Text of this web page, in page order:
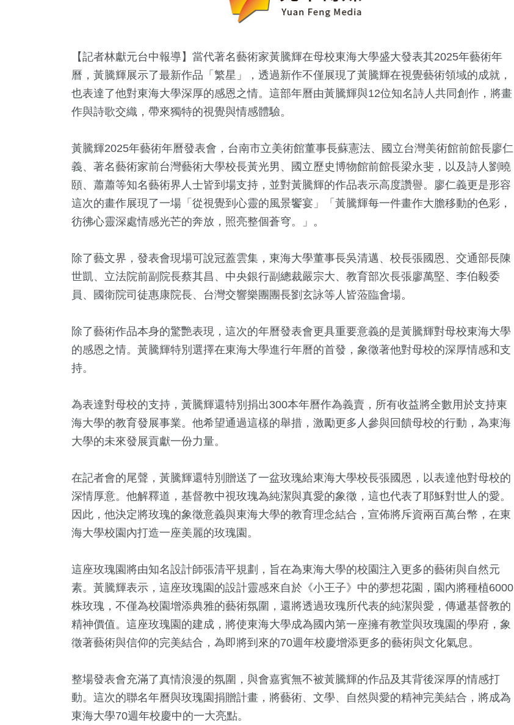
【記者林獻元台中報導】當代著名藝術家黃騰輝在母校東海大學盛大發表其2025年藝術年
曆，黃騰輝展示了最新作品「繁星」，透過新作不僅展現了黃騰輝在視覺藝術領域的成就，
也表達了他對東海大學深厚的感恩之情。這部年曆由黃騰輝與12位知名詩人共同創作，將畫
作與詩歌交織，帶來獨特的視覺與情感體驗。
黃騰輝2025年藝術年曆發表會，台南市立美術館董事長蘇憲法、國立台灣美術館前館長廖仁
義、著名藝術家前台灣藝術大學校長黃光男、國立歷史博物館前館長梁永斐，以及詩人劉曉
頤、蕭蕭等知名藝術界人士皆到場支持，並對黃騰輝的作品表示高度讚譽。廖仁義更是形容
這次的畫作展現了一場「從視覺到心靈的風景饗宴」「黃騰輝每一件畫作大膽移動的色彩，
彷彿心靈深處情感光芒的奔放，照亮整個蒼穹。」。
除了藝文界，發表會現場可說冠蓋雲集，東海大學董事長吳清邁、校長張國恩、交通部長陳
世凱、立法院前副院長蔡其昌、中央銀行副總裁嚴宗大、教育部次長張廖萬堅、李伯毅委
員、國衛院司徒惠康院長、台灣交響樂團團長劉玄詠等人皆蒞臨會場。
除了藝術作品本身的驚艷表現，這次的年曆發表會更具重要意義的是黃騰輝對母校東海大學
的感恩之情。黃騰輝特別選擇在東海大學進行年曆的首發，象徵著他對母校的深厚情感和支
持。
為表達對母校的支持，黃騰輝還特別捐出300本年曆作為義賣，所有收益將全數用於支持東
海大學的教育發展事業。他希望通過這樣的舉措，激勵更多人參與回饋母校的行動，為東海
大學的未來發展貢獻一份力量。
在記者會的尾聲，黃騰輝還特別贈送了一盆玫瑰給東海大學校長張國恩，以表達他對母校的
深情厚意。他解釋道，基督教中視玫瑰為純潔與真愛的象徵，這也代表了耶穌對世人的愛。
因此，他決定將玫瑰的象徵意義與東海大學的教育理念結合，宣佈將斥資兩百萬台幣，在東
海大學校園內打造一座美麗的玫瑰園。
這座玫瑰園將由知名設計師張清平規劃，旨在為東海大學的校園注入更多的藝術與自然元
素。黃騰輝表示，這座玫瑰園的設計靈感來自於《小王子》中的夢想花園，園內將種植6000
株玫瑰，不僅為校園增添典雅的藝術氛圍，還將透過玫瑰所代表的純潔與愛，傳遞基督教的
精神價值。這座玫瑰園的建成，將使東海大學成為國內第一座擁有教堂與玫瑰園的學府，象
徵著藝術與信仰的完美結合，為即將到來的70週年校慶增添更多的藝術與文化氣息。
整場發表會充滿了真情浪漫的氛圍，與會嘉賓無不被黃騰輝的作品及其背後深厚的情感打
動。這次的聯名年曆與玫瑰園捐贈計畫，將藝術、文學、自然與愛的精神完美結合，將成為
東海大學70週年校慶中的一大亮點。
藝文 旅遊
599+ 1+
生活 健康及醫療 財經及消費 海峽論壇專區
流專區
145+